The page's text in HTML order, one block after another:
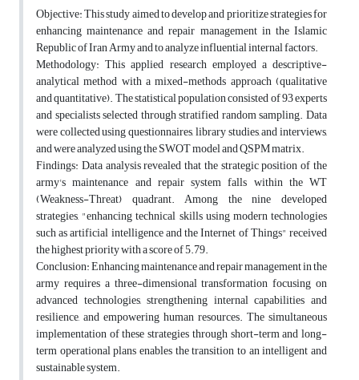
Objective: This study aimed to develop and prioritize strategies for
enhancing maintenance and repair management in the Islamic
Republic of Iran Army and to analyze influential internal factors.
Methodology: This applied research employed a descriptive-
analytical method with a mixed-methods approach (qualitative
and quantitative). The statistical population consisted of 93 experts
and specialists selected through stratified random sampling. Data
were collected using questionnaires, library studies, and interviews,
and were analyzed using the SWOT model and QSPM matrix.
Findings: Data analysis revealed that the strategic position of the
army's maintenance and repair system falls within the WT
(Weakness-Threat) quadrant. Among the nine developed
strategies, "enhancing technical skills using modern technologies
such as artificial intelligence and the Internet of Things" received
the highest priority with a score of 5.79.
Conclusion: Enhancing maintenance and repair management in the
army requires a three-dimensional transformation focusing on
advanced technologies, strengthening internal capabilities and
resilience, and empowering human resources. The simultaneous
implementation of these strategies through short-term and long-
term operational plans enables the transition to an intelligent and
sustainable system.